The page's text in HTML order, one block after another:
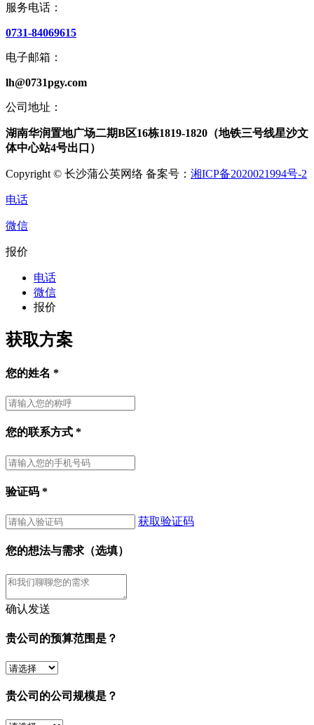
服务电话：
0731-84069615
电子邮箱：
lh@0731pgy.com
公司地址：
湖南华润置地广场二期B区16栋1819-1820（地铁三号线星沙文
体中心站4号出口）
Copyright © 长沙蒲公英网络 备案号： 湘ICP备2020021994号-2
电话
微信
报价
电话
微信
报价
获取方案
您的姓名 *
您的联系方式 *
验证码 *
获取验证码
您的想法与需求（选填）
确认发送
贵公司的预算范围是？
贵公司的公司规模是？